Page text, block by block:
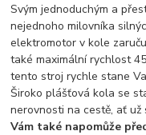
Svým jednoduchým a
nejednoho milovníka
elektromotor v kole
také maximální rychlost
tento stroj rychle stane
Široko plášťová kola se
nerovnosti na cestě, ať
Vám také napomůže